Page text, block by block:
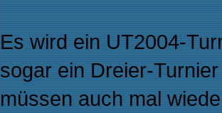
Es wird ein UT2004-
sogar ein Dreier-
müssen auch mal